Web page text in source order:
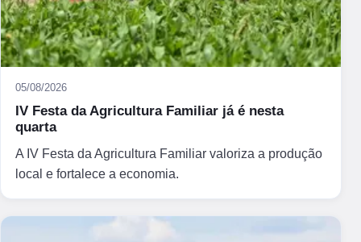
05/08/2026
IV Festa da Agricultura Familiar já é nesta
quarta
A IV Festa da Agricultura Familiar valoriza a produção
local e fortalece a economia.